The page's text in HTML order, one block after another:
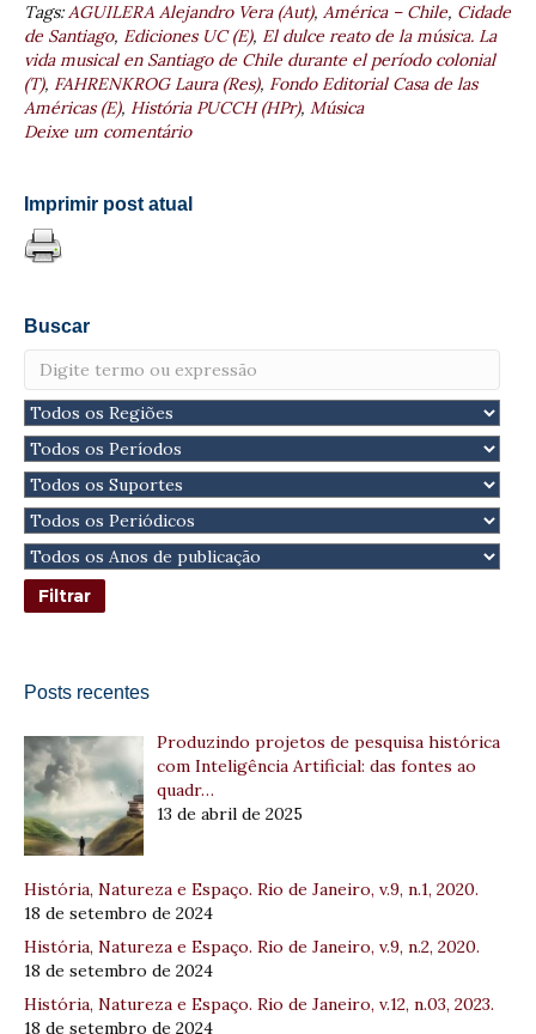
Tags:AGUILERA Alejandro Vera (Aut), América – Chile, Cidade
de Santiago, Ediciones UC (E), El dulce reato de la música. La
vida musical en Santiago de Chile durante el período colonial
(T), FAHRENKROG Laura (Res), Fondo Editorial Casa de las
Américas (E), História PUCCH (HPr), Música
Deixe um comentário
Imprimir post atual
Buscar
Posts recentes
Produzindo projetos de pesquisa histórica
com Inteligência Artificial: das fontes ao
quadr…
13 de abril de 2025
História, Natureza e Espaço. Rio de Janeiro, v.9, n.1, 2020.
18 de setembro de 2024
História, Natureza e Espaço. Rio de Janeiro, v.9, n.2, 2020.
18 de setembro de 2024
História, Natureza e Espaço. Rio de Janeiro, v.12, n.03, 2023.
18 de setembro de 2024